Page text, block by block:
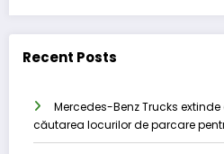
Recent Posts
Mercedes-Benz Trucks
căutarea locurilor de parcare